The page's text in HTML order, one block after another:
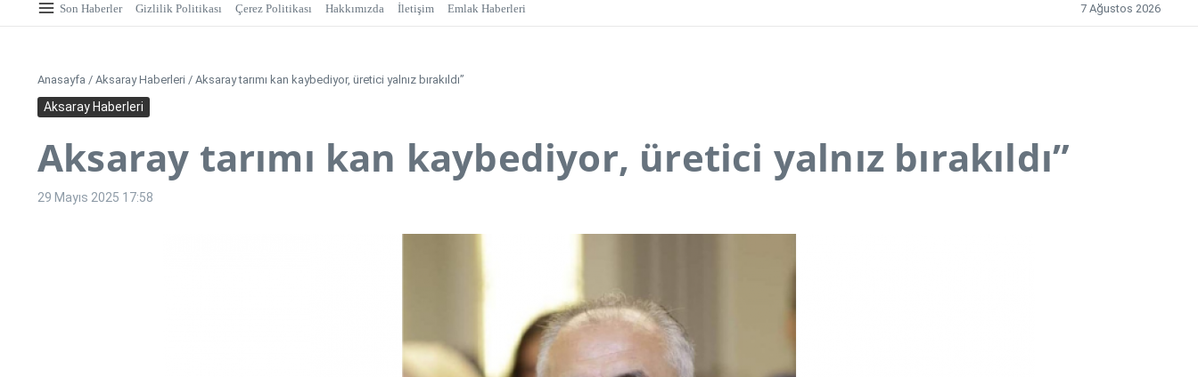
Son Haberler Gizlilik Politikası Çerez Politikası Hakkımızda İletişim Emlak Haberleri 7 Ağustos 2026
Anasayfa / Aksaray Haberleri / Aksaray tarımı kan kaybediyor, üretici yalnız bırakıldı”
Aksaray Haberleri
Aksaray tarımı kan kaybediyor, üretici yalnız bırakıldı”
29 Mayıs 2025 17:58